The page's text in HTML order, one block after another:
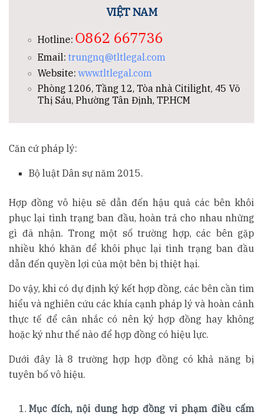
VIỆT NAM
Hotline: O862 667736
Email: trungnq@tltlegal.com
Website:www.tltlegal.com
Phòng 1206, Tầng 12, Tòa nhà Citilight, 45 Võ
Thị Sáu, Phường Tân Định, TP.HCM
Căn cứ pháp lý:
Bộ luật Dân sự năm 2015.
Hợp đồng vô hiệu sẽ dẫn đến hậu quả các bên khôi
phục lại tình trạng ban đầu, hoàn trả cho nhau những
gì đã nhận. Trong một số trường hợp, các bên gặp
nhiều khó khăn để khôi phục lại tình trạng ban đầu
dẫn đến quyền lợi của một bên bị thiệt hại.
Do vậy, khi có dự định ký kết hợp đồng, các bên cần tìm
hiểu và nghiên cứu các khía cạnh pháp lý và hoàn cảnh
thực tế để cân nhắc có nên ký hợp đồng hay không
hoặc ký như thế nào để hợp đồng có hiệu lực.
Dưới đây là 8 trường hợp hợp đồng có khả năng bị
tuyên bố vô hiệu.
Mục đích, nội dung hợp đồng vi phạm điều cấm